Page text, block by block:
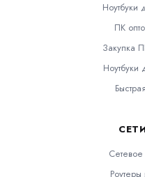
Ноутбуки
ПК
Закупка
Ноутбуки